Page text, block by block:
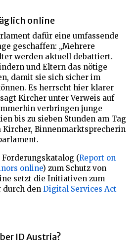
online
dafür eine umfassende
geschaffen: „Mehrere
werden aktuell debattiert.
und Eltern das nötige
damit sie sich sicher im
Es herrscht hier klarer
Kircher unter Verweis auf
verbringen junge
bis zu sieben Stunden am Tag
Kircher, Binnenmarktsprecherin
(Report on
online) zum Schutz von
setzt die Initiativen zum
durch den Digital Services Act
ID Austria?